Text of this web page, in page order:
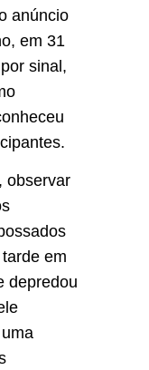
anúncio
em 31
sinal,
observar
em
depredou